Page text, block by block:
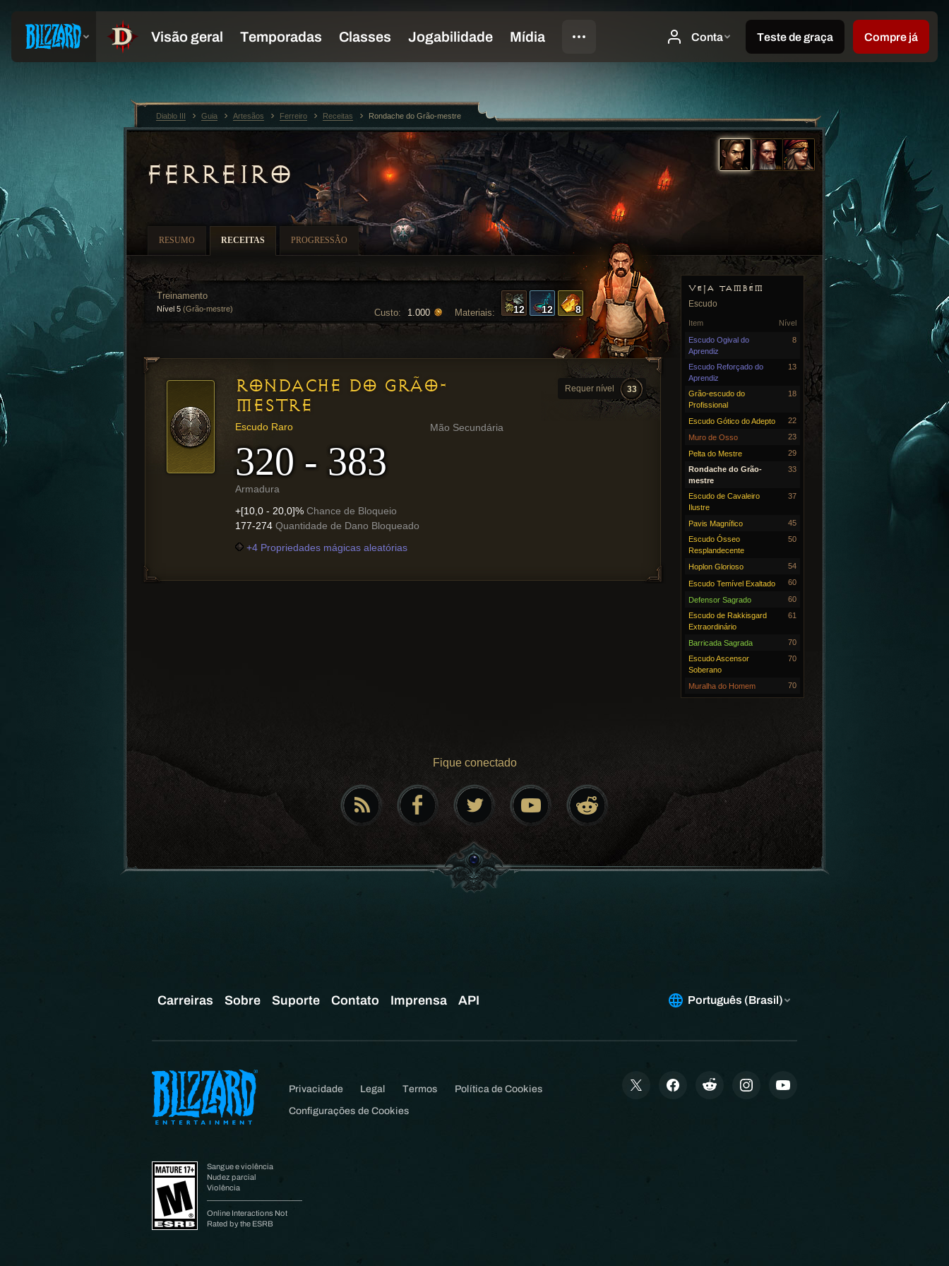
FERREIRO
RESUMO RECEITAS PROGRESSÃO
VEJA TAMBÉM
Escudo
Nível
Item
Escudo Ogival do
Aprendiz
8
Escudo Reforçado do
Aprendiz
13
Grão-escudo do
Profissional
18
Escudo Gótico do Adepto 22
Muro de Osso 23
Pelta do Mestre
29
Rondache do Grão-
mestre
33
Escudo de Cavaleiro
Ilustre
37
Pavis Magnífico
45
Escudo Ósseo
Resplandecente
50
Hoplon Glorioso 54
Escudo Temível Exaltado 60
Defensor Sagrado
60
Escudo de Rakkisgard
Extraordinário
61
Barricada Sagrada
70
Escudo Ascensor
Soberano
70
Muralha do Homem 70
Materiais: 12 12 8
Custo: 1.000
Treinamento
Nível 5 (Grão-mestre)
Requer nível 33
RONDACHE DO GRÃO-
MESTRE
Mão Secundária
Escudo Raro
320 - 383
Armadura
+[10,0 - 20,0]% Chance de Bloqueio
177-274 Quantidade de Dano Bloqueado
+4 Propriedades mágicas aleatórias
Fique conectado
Diablo III Guia Artesãos Ferreiro Receitas Rondache do Grão-mestre